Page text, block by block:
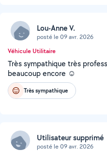
Lou-Anne V.
posté le 09 avr. 2026
Véhicule Utilitaire
Très sympathique très
beaucoup encore ☺️
Très sympathique
Utilisateur supprimé
posté le 09 avr. 2026